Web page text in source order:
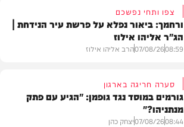
צפו ותחי נפשכם
ורחמך: ביאור נפלא על פרשת עיר הנידחת |
הג"ר אליהו אילוז
08:59
07/08/26הרב אליהו אילוז
סערה חריגה בארגון
גורמים במוסד נגד גופמן: "הגיע עם פתק
מנתניהו?"
08:44
07/08/26יצחק כהן